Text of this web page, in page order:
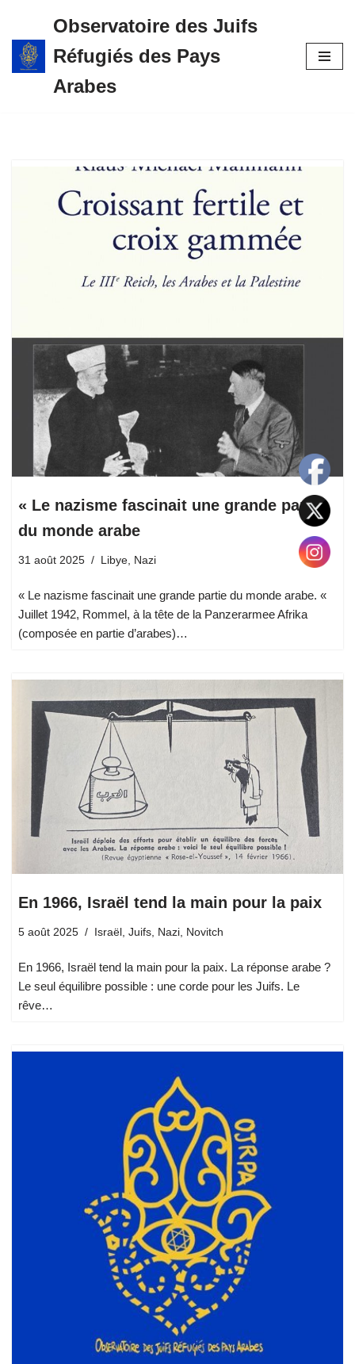
Aller
au
Observatoire des Juifs
Réfugiés des Pays
Arabes
« Le nazisme fascinait une grande partie
du monde arabe
31 août 2025 Libye Nazi
« Le nazisme fascinait une grande partie du monde arabe. «
Juillet 1942, Rommel, à la tête de la Panzerarmee Afrika
(composée en partie d’arabes)…
En 1966, Israël tend la main pour la paix
5 août 2025 Israël , Juifs, Nazi, Novitch
En 1966, Israël tend la main pour la paix. La réponse arabe ?
Le seul équilibre possible : une corde pour les Juifs. Le
rêve…